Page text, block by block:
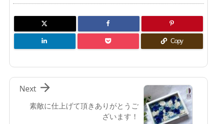
Copy
素敵に仕上げて頂きありがとうご
ざいます！

Next